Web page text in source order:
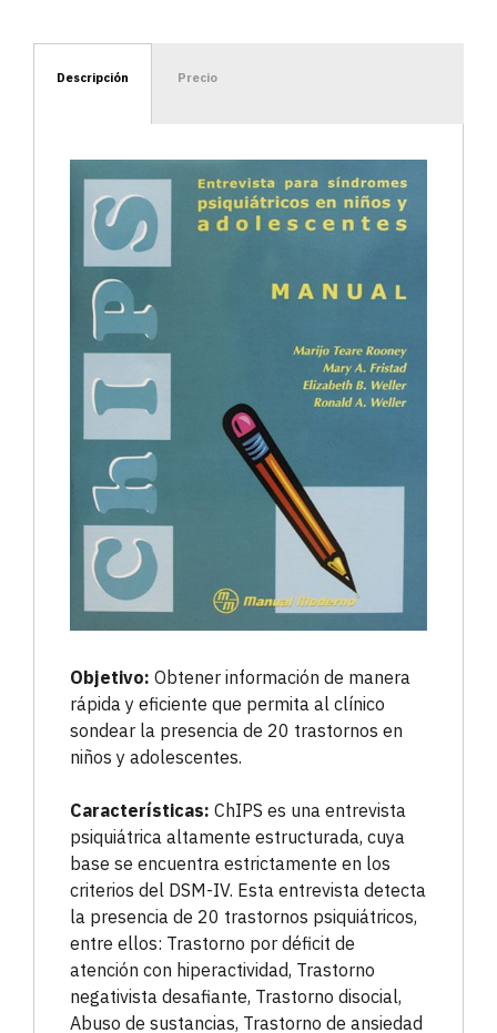
Descripción Precio
Objetivo: Obtener información de manera
rápida y eficiente que permita al clínico
sondear la presencia de 20 trastornos en
niños y adolescentes.
Características: ChIPS es una entrevista
psiquiátrica altamente estructurada, cuya
base se encuentra estrictamente en los
criterios del DSM-IV. Esta entrevista detecta
la presencia de 20 trastornos psiquiátricos,
entre ellos: Trastorno por déficit de
atención con hiperactividad, Trastorno
negativista desafiante, Trastorno disocial,
Abuso de sustancias, Trastorno de ansiedad